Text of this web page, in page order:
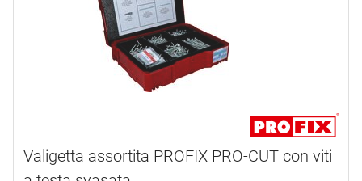
Valigetta assortita PROFIX PRO-CUT con viti